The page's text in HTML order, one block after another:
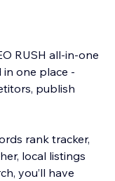
RUSH all-in-one
one place -
publish
rank tracker,
local listings
you’ll have